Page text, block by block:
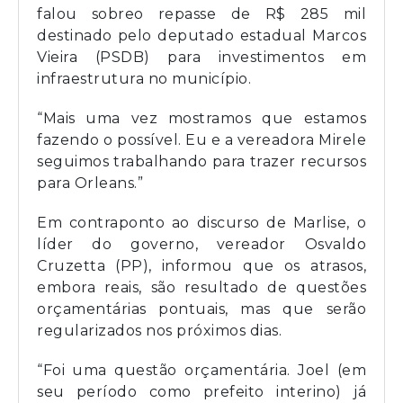
falou sobreo repasse de R$ 285 mil
destinado pelo deputado estadual Marcos
Vieira (PSDB) para investimentos em
infraestrutura no município.
“Mais uma vez mostramos que estamos
fazendo o possível. Eu e a vereadora Mirele
seguimos trabalhando para trazer recursos
para Orleans.”
Em contraponto ao discurso de Marlise, o
líder do governo, vereador Osvaldo
Cruzetta (PP), informou que os atrasos,
embora reais, são resultado de questões
orçamentárias pontuais, mas que serão
regularizados nos próximos dias.
“Foi uma questão orçamentária. Joel (em
seu período como prefeito interino) já